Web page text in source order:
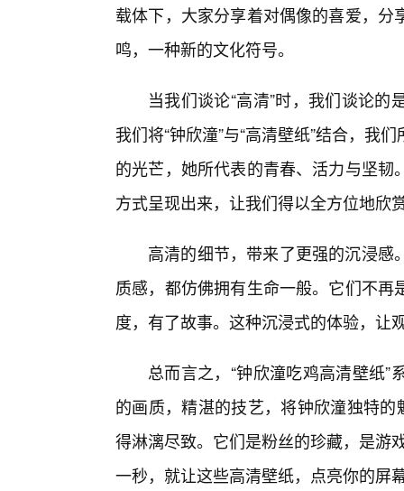
载体下，大家分享着对偶像的喜爱，
鸣，一种新的文化符号。
当我们谈论“高清”时，我们谈论
我们将“钟欣潼”与“高清壁纸”结合，我
的光芒，她所代表的青春、活力与坚
方式呈现出来，让我们得以全方位地欣
高清的细节，带来了更强的沉浸
质感，都仿佛拥有生命一般。它们不
度，有了故事。这种沉浸式的体验，让
总而言之，“钟欣潼吃鸡高清壁纸
的画质，精湛的技艺，将钟欣潼独特
得淋漓尽致。它们是粉丝的珍藏，是游
一秒，就让这些高清壁纸，点亮你的屏